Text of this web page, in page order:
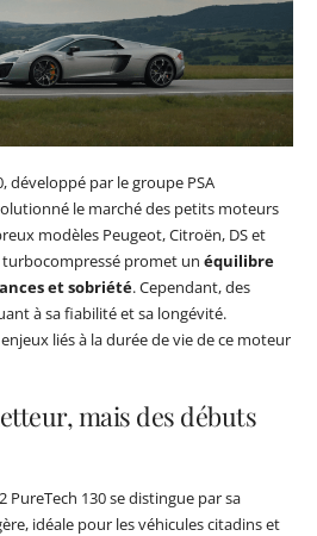
développé par le groupe PSA
le marché des petits moteurs
modèles Peugeot, Citroën, DS et
promet un équilibre
et sobriété. Cependant, des
à sa fiabilité et sa longévité.
liés à la durée de vie de ce moteur
mais des débuts
PureTech 130 se distingue par sa
idéale pour les véhicules citadins et